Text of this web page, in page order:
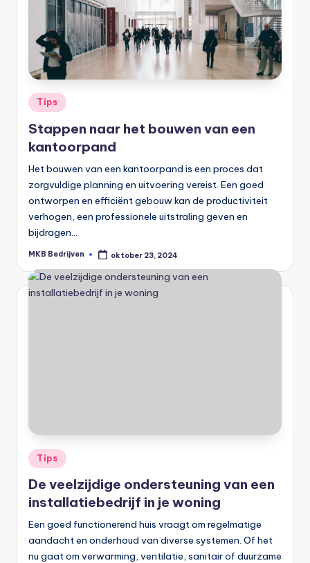
Tips
Stappen naar het bouwen van een
kantoorpand
Het bouwen van een kantoorpand is een proces dat
zorgvuldige planning en uitvoering vereist. Een goed
ontworpen en efficiënt gebouw kan de productiviteit
verhogen, een professionele uitstraling geven en
bijdragen…
MKB Bedrijven oktober 23, 2024
Tips
De veelzijdige ondersteuning van een
installatiebedrijf in je woning
Een goed functionerend huis vraagt om regelmatige
aandacht en onderhoud van diverse systemen. Of het
nu gaat om verwarming, ventilatie, sanitair of duurzame